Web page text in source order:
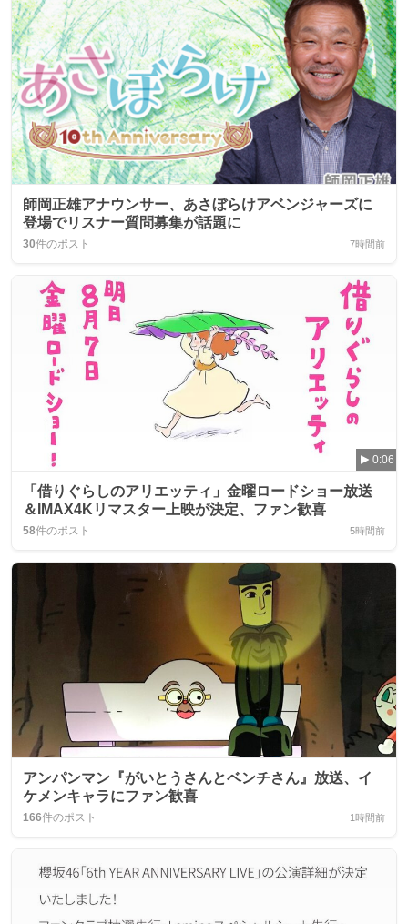
師岡正雄アナウンサー、あさぼらけアベンジャーズに
登場でリスナー質問募集が話題に
30件のポスト 7時間前
0:06
「借りぐらしのアリエッティ」金曜ロードショー放送
＆IMAX4Kリマスター上映が決定、ファン歓喜
58件のポスト 5時間前
アンパンマン『がいとうさんとベンチさん』放送、イ
ケメンキャラにファン歓喜
166件のポスト 1時間前